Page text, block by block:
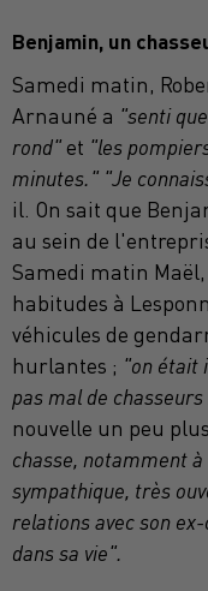
Benjamin, un
Samedi matin,
Arnauné a "senti
rond" et "les
minutes." "Je
il. On sait que
au sein de
Samedi matin
habitudes à
véhicules de
hurlantes ; "on était
pas mal de chasseurs
nouvelle un peu
chasse, notamment
sympathique, très
relations avec son
dans sa vie".